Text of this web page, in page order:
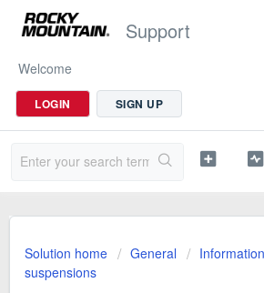
Support
Welcome
LOGIN SIGN UP
Solution home General
suspensions